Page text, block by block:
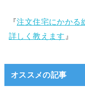
『注文住宅にかかる
詳しく教えます 』
オススメの記事